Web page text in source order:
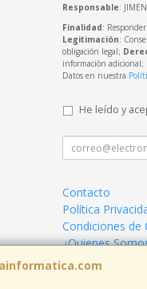
Responsable:
Finalidad:
Legitimación:
obligación legal;
información adicional;
Datos en nuestra
He leído y
Contacto
Política
Condiciones de
¿Quienes